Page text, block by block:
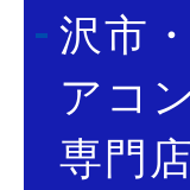
沢市
アコ
専門